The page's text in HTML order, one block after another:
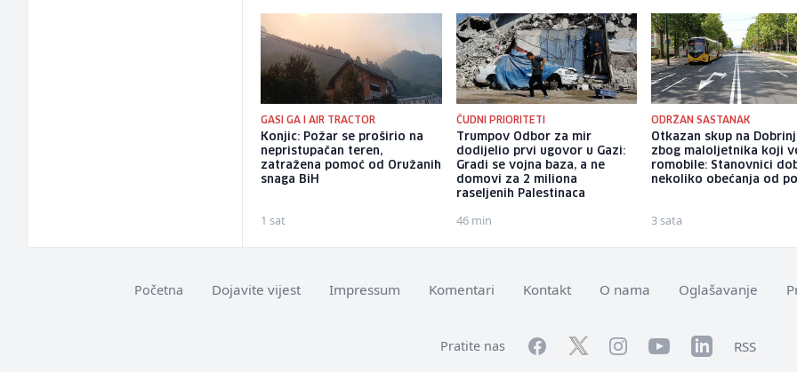
GASI GA I AIR TRACTOR
Konjic: Požar se proširio na
nepristupačan teren,
zatražena pomoć od Oružanih
snaga BiH
1 sat
ČUDNI PRIORITETI
Trumpov Odbor za mir
dodijelio prvi ugovor u Gazi:
Gradi se vojna baza, a ne
domovi za 2 miliona
raseljenih Palestinaca
46 min
ODRŽAN SASTANAK
Otkazan skup na
zbog maloljetnika koji
romobile: Stanovnici
nekoliko obećanja od
3 sata
Početna Dojavite vijest Impressum Komentari Kontakt O nama Oglašavanje
Pratite nas FacebookTwitterInstagramYouTubeLinkedInRSS